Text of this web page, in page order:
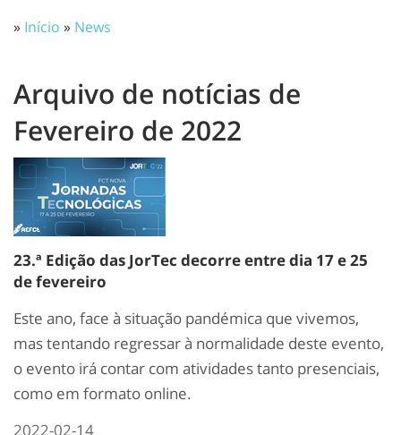
» Início » News
Arquivo de notícias de
Fevereiro de 2022
23.ª Edição das JorTec decorre entre dia 17 e 25
de fevereiro
Este ano, face à situação pandémica que vivemos,
mas tentando regressar à normalidade deste evento,
o evento irá contar com atividades tanto presenciais,
como em formato online.
2022-02-14